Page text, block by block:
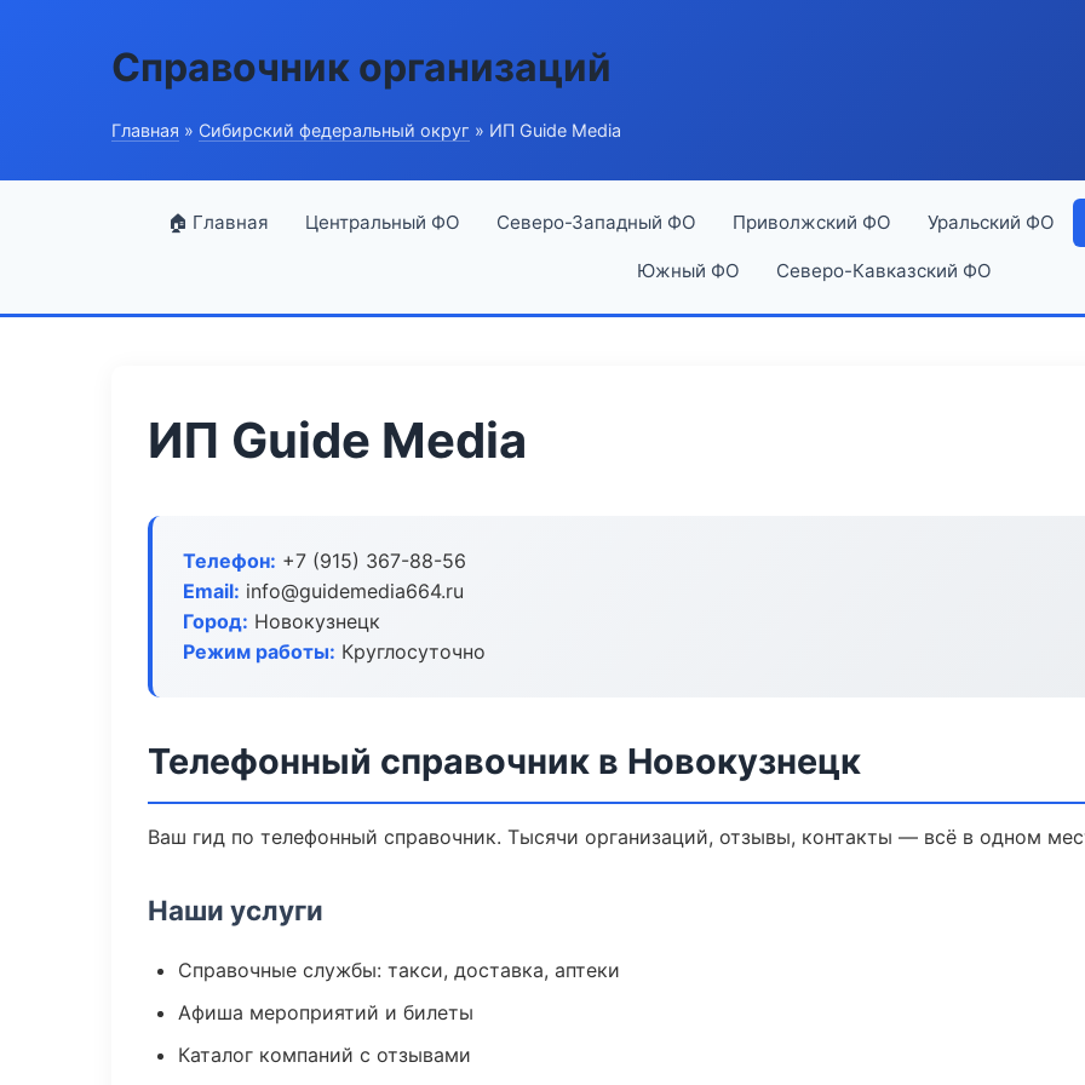
Справочник организаций
Главная » Сибирский федеральный округ » ИП Guide Media
🏠 Главная Центральный ФО Северо-Западный ФО Приволжский ФО Уральский ФО
Южный ФО Северо-Кавказский ФО
ИП Guide Media
Телефон: +7 (915) 367-88-56
Email: info@guidemedia664.ru
Город: Новокузнецк
Режим работы: Круглосуточно
Телефонный справочник в Новокузнецк
Ваш гид по телефонный справочник. Тысячи организаций, отзывы, контакты — всё в одном
Наши услуги
Справочные службы: такси, доставка, аптеки
Афиша мероприятий и билеты
Каталог компаний с отзывами